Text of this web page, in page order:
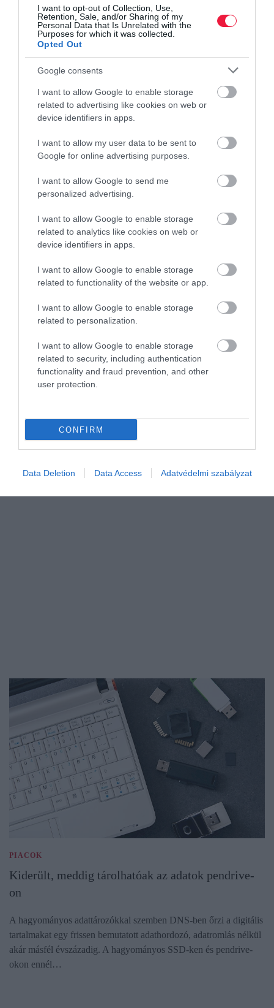
I want to opt-out of Collection, Use,
Retention, Sale, and/or Sharing of my
Personal Data that Is Unrelated with the
Purposes for which it was collected.
Opted Out
Google consents
I want to allow Google to enable storage
related to advertising like cookies on web or
device identifiers in apps.
I want to allow my user data to be sent to
Google for online advertising purposes.
I want to allow Google to send me
personalized advertising.
I want to allow Google to enable storage
related to analytics like cookies on web or
device identifiers in apps.
I want to allow Google to enable storage
related to functionality of the website or app.
I want to allow Google to enable storage
related to personalization.
I want to allow Google to enable storage
related to security, including authentication
functionality and fraud prevention, and other
user protection.
CONFIRM
Data Deletion Data Access Adatvédelmi szabályzat
egyhamar. Sőt, a mostani másfélszeresére is emelkedhet a hardver
árszintje az…
Az elmúlt időszakban világszerte sokat drágultak az SSD-k. Egy
biztosan nem fog megállni. Sőt, a mostani másfélszeresére is
PIACOK
Kiderült, meddig tárolhatóak az adatok pendrive-
on
A hagyományos adattározókkal szemben DNS-ben őrzi a digitális
tartalmakat egy frissen bemutatott adathordozó, adatromlás nélkül
akár másfél évszázadig. A hagyományos SSD-ken és pendrive-
okon ennél…